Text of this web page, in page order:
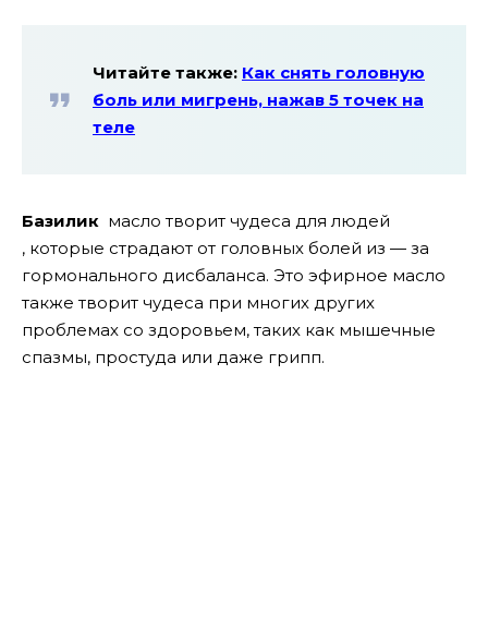
Читайте также: Как снять головную
боль или мигрень, нажав 5 точек на
теле
Базилик масло творит чудеса для людей
, которые страдают от головных болей из — за
гормонального дисбаланса. Это эфирное масло
также творит чудеса при многих других
проблемах со здоровьем, таких как мышечные
спазмы, простуда или даже грипп.